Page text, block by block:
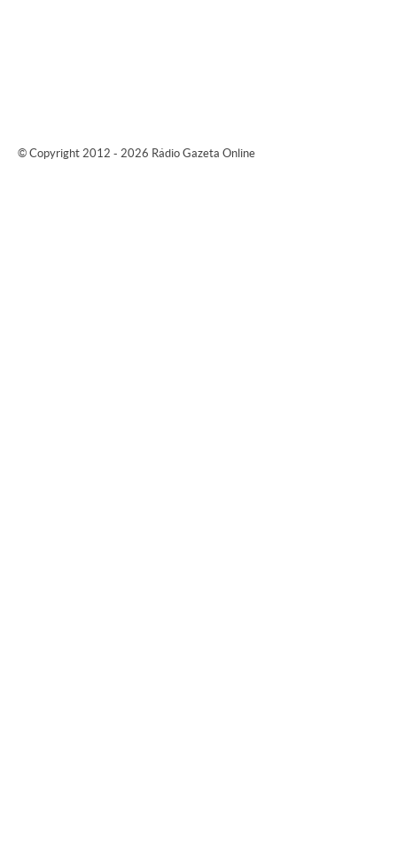
© Copyright 2012 - 2026 Rádio Gazeta Online